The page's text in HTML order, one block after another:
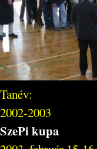
Tanév:
2002-2003
SzePi kupa